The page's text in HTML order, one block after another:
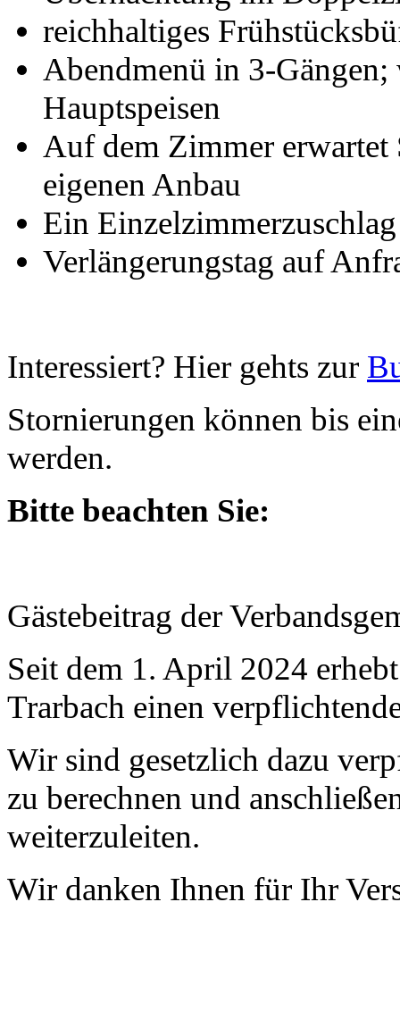
reichhaltiges
Abendmenü in 3-
Hauptspeisen
Auf dem Zimmer erwartet
eigenen Anbau
Ein
Verlängerungstag auf
Interessiert? Hier gehts zur
Stornierungen können bis
werden.
Bitte beachten Sie:
Gästebeitrag der
Seit dem 1. April 2024
Trarbach einen
Wir sind gesetzlich dazu
zu berechnen und
weiterzuleiten.
Wir danken Ihnen für Ihr